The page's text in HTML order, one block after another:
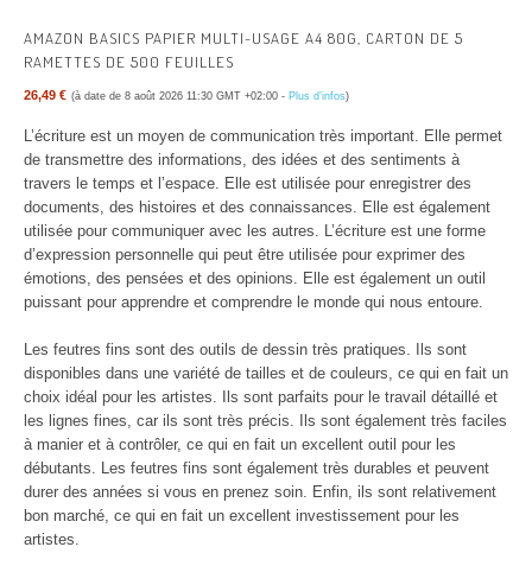
AMAZON BASICS PAPIER MULTI-USAGE A4 80G, CARTON DE 5
RAMETTES DE 500 FEUILLES
26,49 € (à date de 8 août 2026 11:30 GMT +02:00 - Plus d’infos)
L’écriture est un moyen de communication très important. Elle permet
de transmettre des informations, des idées et des sentiments à
travers le temps et l’espace. Elle est utilisée pour enregistrer des
documents, des histoires et des connaissances. Elle est également
utilisée pour communiquer avec les autres. L’écriture est une forme
d’expression personnelle qui peut être utilisée pour exprimer des
émotions, des pensées et des opinions. Elle est également un outil
puissant pour apprendre et comprendre le monde qui nous entoure.
Les feutres fins sont des outils de dessin très pratiques. Ils sont
disponibles dans une variété de tailles et de couleurs, ce qui en fait un
choix idéal pour les artistes. Ils sont parfaits pour le travail détaillé et
les lignes fines, car ils sont très précis. Ils sont également très faciles
à manier et à contrôler, ce qui en fait un excellent outil pour les
débutants. Les feutres fins sont également très durables et peuvent
durer des années si vous en prenez soin. Enfin, ils sont relativement
bon marché, ce qui en fait un excellent investissement pour les
artistes.